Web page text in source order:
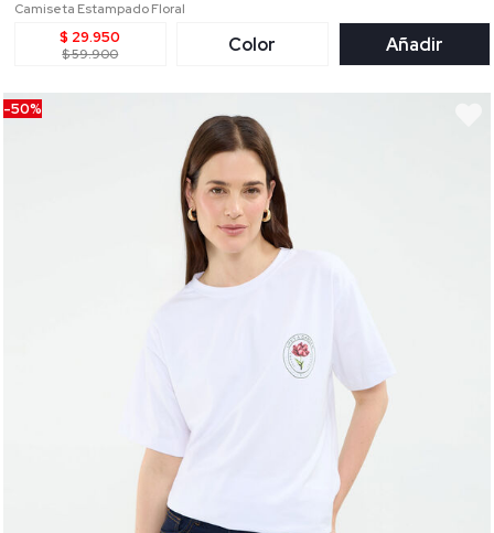
Camiseta Estampado Floral
$ 29.950
$ 59.900 Color Añadir
-50%